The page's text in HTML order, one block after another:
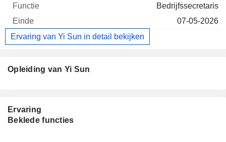
Bedrijfssecretaris
07-05-2026
Ervaring van Yi Sun in detail bekijken
Opleiding van Yi Sun
Ervaring
Beklede functies